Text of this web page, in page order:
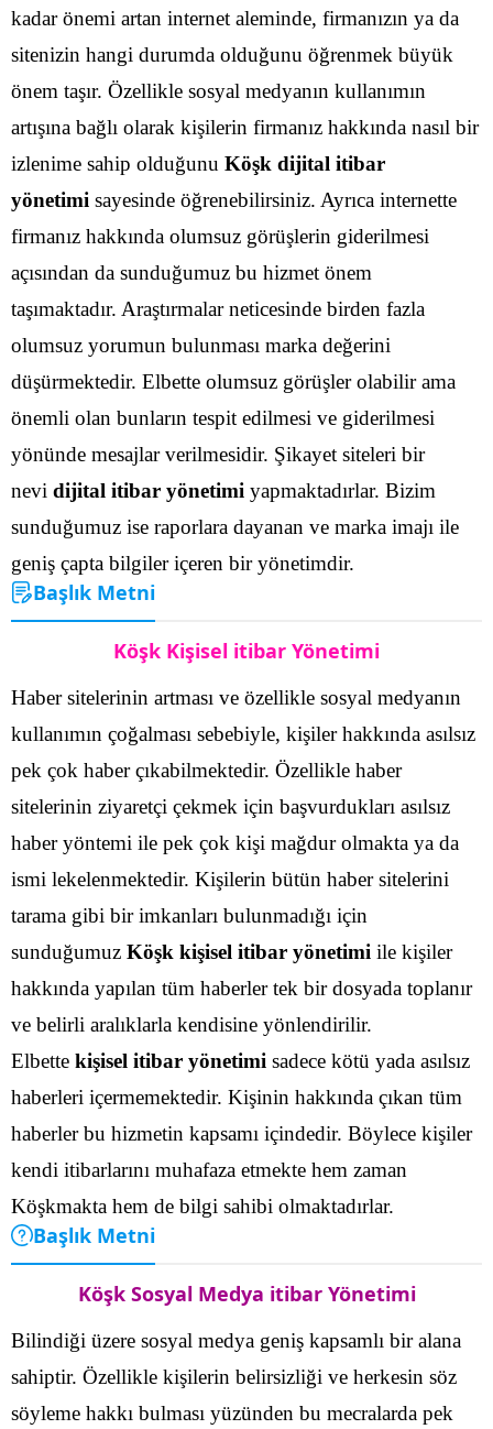
kadar önemi artan internet aleminde, firmanızın ya da
sitenizin hangi durumda olduğunu öğrenmek büyük
önem taşır. Özellikle sosyal medyanın kullanımın
artışına bağlı olarak kişilerin firmanız hakkında nasıl bir
izlenime sahip olduğunu Köşk dijital itibar
yönetimi sayesinde öğrenebilirsiniz. Ayrıca internette
firmanız hakkında olumsuz görüşlerin giderilmesi
açısından da sunduğumuz bu hizmet önem
taşımaktadır. Araştırmalar neticesinde birden fazla
olumsuz yorumun bulunması marka değerini
düşürmektedir. Elbette olumsuz görüşler olabilir ama
önemli olan bunların tespit edilmesi ve giderilmesi
yönünde mesajlar verilmesidir. Şikayet siteleri bir
nevi dijital itibar yönetimi yapmaktadırlar. Bizim
sunduğumuz ise raporlara dayanan ve marka imajı ile
geniş çapta bilgiler içeren bir yönetimdir.
Başlık Metni
Köşk Kişisel itibar Yönetimi
Haber sitelerinin artması ve özellikle sosyal medyanın
kullanımın çoğalması sebebiyle, kişiler hakkında asılsız
pek çok haber çıkabilmektedir. Özellikle haber
sitelerinin ziyaretçi çekmek için başvurdukları asılsız
haber yöntemi ile pek çok kişi mağdur olmakta ya da
ismi lekelenmektedir. Kişilerin bütün haber sitelerini
tarama gibi bir imkanları bulunmadığı için
sunduğumuz Köşk kişisel itibar yönetimi ile kişiler
hakkında yapılan tüm haberler tek bir dosyada toplanır
ve belirli aralıklarla kendisine yönlendirilir.
Elbette kişisel itibar yönetimi sadece kötü yada asılsız
haberleri içermemektedir. Kişinin hakkında çıkan tüm
haberler bu hizmetin kapsamı içindedir. Böylece kişiler
kendi itibarlarını muhafaza etmekte hem zaman
Köşkmakta hem de bilgi sahibi olmaktadırlar.
Başlık Metni
Köşk Sosyal Medya itibar Yönetimi
Bilindiği üzere sosyal medya geniş kapsamlı bir alana
sahiptir. Özellikle kişilerin belirsizliği ve herkesin söz
söyleme hakkı bulması yüzünden bu mecralarda pek